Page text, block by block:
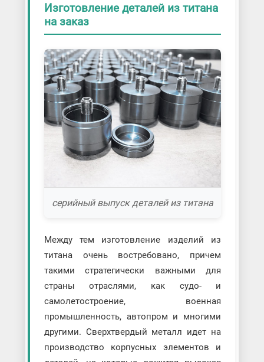
Изготовление деталей из титана
на заказ
серийный выпуск деталей из титана
Между тем изготовление изделий из
титана очень востребовано, причем
такими стратегически важными для
страны отраслями, как судо- и
самолетостроение, военная
промышленность, автопром и многими
другими. Сверхтвердый металл идет на
производство корпусных элементов и